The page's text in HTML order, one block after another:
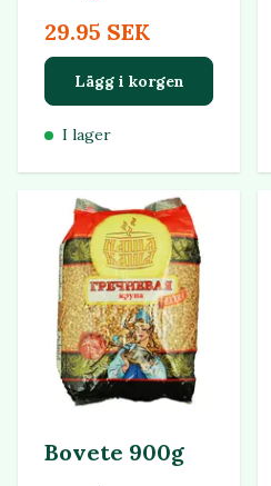
29.95 SEK
Lägg i korgen
I lager
Bovete 900g